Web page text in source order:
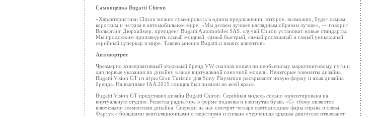
Самооценка Bugatti Chiron
«Характеристики Chiron можно суммировать в одном предложении, которое, возможно, будет самым
коротким и четким в автомобильном мире: «Мы делаем лучшее наглядным образом лучше», — говорит
Вольфганг Дюрхаймер, президент Bugatti Automobiles SAS. случай Chiron установит новые стандарты.
Мы продолжим производить самый мощный, самый быстрый, самый роскошный и самый уникальный
серийный суперкар в мире. Таково мнение Bugatti и наших клиентов».
Автопортрет
Чрезмерно консервативный люксовый бренд VW сначала пошел по необычному маркетинговому пути и
дал первые указания по дизайну в виде виртуальной гоночной модели. Некоторые элементы дизайна
Bugatti Vision GT из игры Gran Turismo для Sony Playstation раскрывают новую форму и язык дизайна
бренда. На выставке IAA 2015 гонщик был показан во всей красе.
Bugatti Vision GT представил дизайн Bugatti Chiron. Серийная модель сильно ориентирована на
виртуальную студию. Решетка радиатора в форме подковы и изогнутая буква «С» сбоку являются
ключевыми элементами дизайна. Спереди на нас смотрят четыре светодиодные фары справа и слева.
Фартук с большими вентиляционными отверстиями и сильно очерченная крышка двигателя отвлекают